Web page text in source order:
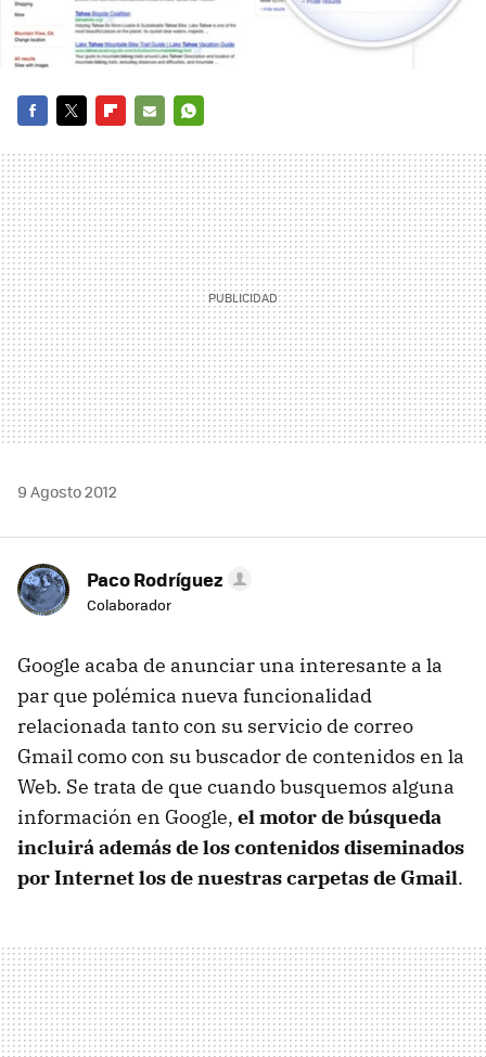
MAIL
9 Agosto 2012
Paco Rodríguez
Colaborador
Google acaba de anunciar una interesante a la
par que polémica nueva funcionalidad
relacionada tanto con su servicio de correo
Gmail como con su buscador de contenidos en la
Web. Se trata de que cuando busquemos alguna
información en Google, el motor de búsqueda
incluirá además de los contenidos diseminados
por Internet los de nuestras carpetas de Gmail.